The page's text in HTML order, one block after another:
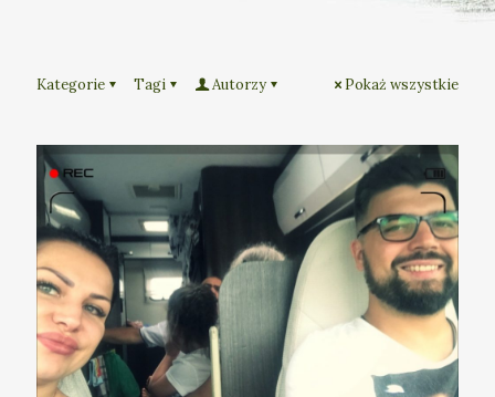
Kategorie Tagi Autorzy Pokaż wszystkie